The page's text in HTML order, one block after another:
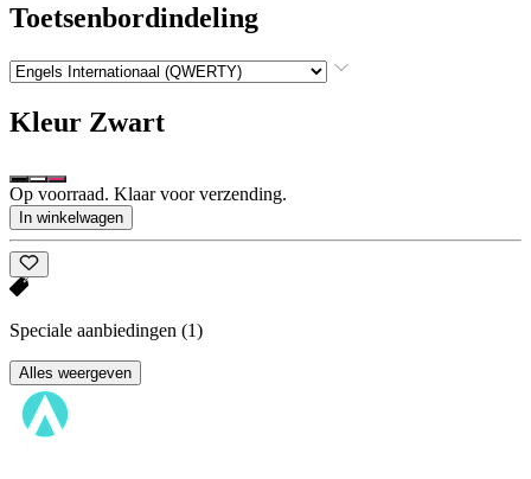
Toetsenbordindeling
Kleur Zwart
Op voorraad. Klaar voor verzending.
In winkelwagen
Speciale aanbiedingen (1)
Alles weergeven